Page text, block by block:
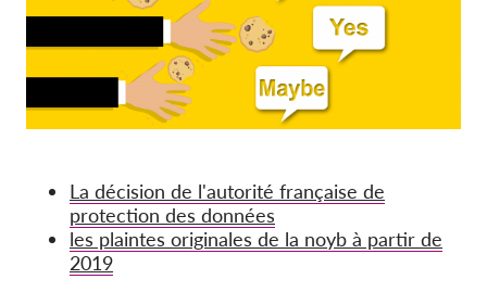
Contactez-nous
GDPRhub
La décision de l'autorité française de
protection des données
les plaintes originales de la noyb à partir de
2019